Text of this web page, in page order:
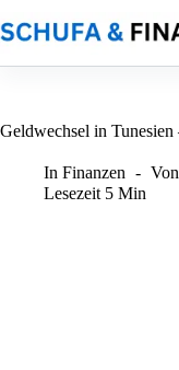
Inhalt
springen
Geldwechsel in Tunesien
In Finanzen Von
Lesezeit 5 Min